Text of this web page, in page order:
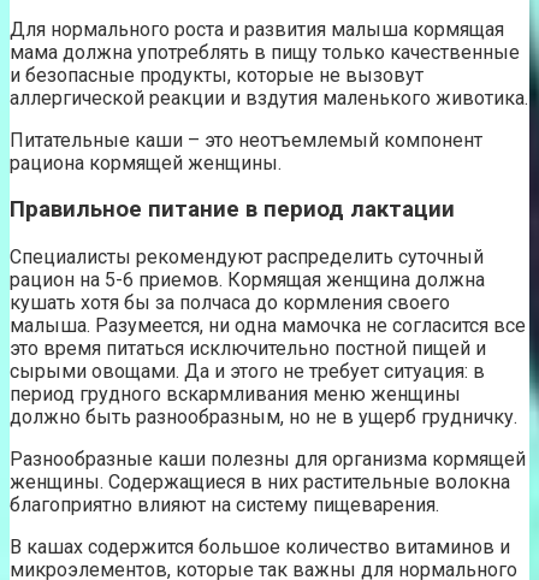
Для нормального роста и развития малыша кормящая
мама должна употреблять в пищу только качественные
и безопасные продукты, которые не вызовут
аллергической реакции и вздутия маленького животика.
Питательные каши – это неотъемлемый компонент
рациона кормящей женщины.
Правильное питание в период лактации
Специалисты рекомендуют распределить суточный
рацион на 5-6 приемов. Кормящая женщина должна
кушать хотя бы за полчаса до кормления своего
малыша. Разумеется, ни одна мамочка не согласится все
это время питаться исключительно постной пищей и
сырыми овощами. Да и этого не требует ситуация: в
период грудного вскармливания меню женщины
должно быть разнообразным, но не в ущерб грудничку.
Разнообразные каши полезны для организма кормящей
женщины. Содержащиеся в них растительные волокна
благоприятно влияют на систему пищеварения.
В кашах содержится большое количество витаминов и
микроэлементов, которые так важны для нормального